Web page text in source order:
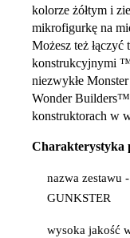
kolorze żółtym i
mikrofigurkę na
Możesz też
konstrukcyjnymi
niezwykłe
Wonder Builders™
konstruktorach w
Charakterystyka
nazwa zestawu
GUNKSTER
wysoka jakość